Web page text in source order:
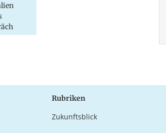
Rubriken
Zukunftsblick